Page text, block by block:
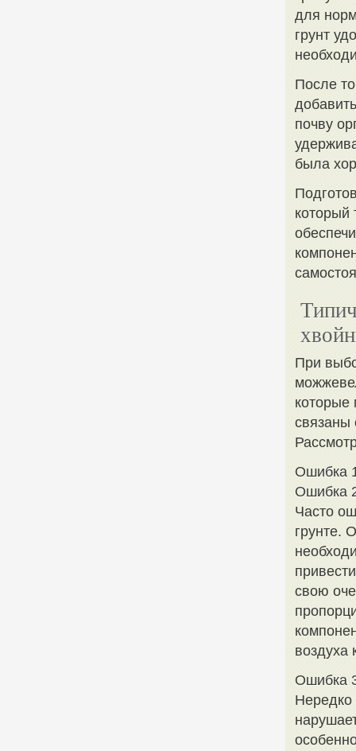
для
грунт
После
почву
была
который
При
которые
Ошибка
Ошибка
Часто
грунте.
свою
воздуха
Ошибка
Нередко